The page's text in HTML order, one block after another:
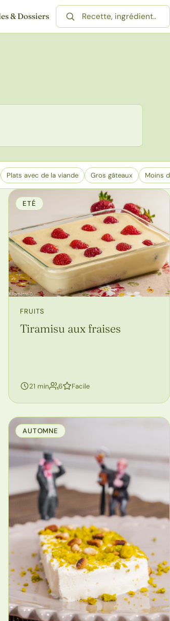
& Dossiers
Rechercher une recette
Plats avec de la viande Gros gâteaux Moins
ETÉ
FRUITS
Tiramisu aux fraises
21 min 6personnes
Facile
AUTOMNE